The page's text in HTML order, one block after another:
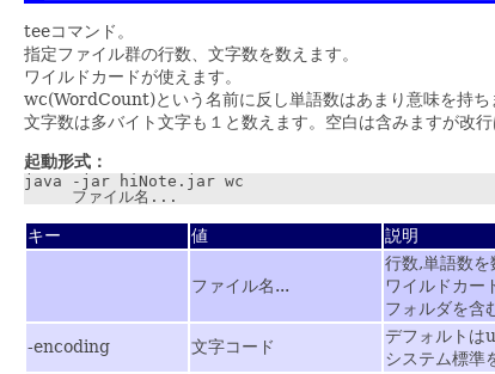
teeコマンド。
指定ファイル群の行数、文字数を数えます。
ワイルドカードが使えます。
wc(WordCount)という名前に反し単語数はあまり意味を持ち
文字数は多バイト文字も１と数えます。空白は含みますが改行
起動形式：
java -jar hiNote.jar wc
キー 値 説明
ファイル名...
行数,単語数
ワイルドカー
フォルダを含
-encoding
文字コード
デフォルトは
システム標準